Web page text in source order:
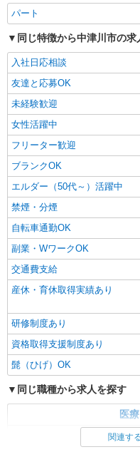
パート
同じ特徴から中津川市の求
入社日応相談
友達と応募OK
未経験歓迎
女性活躍中
フリーター歓迎
ブランクOK
エルダー（50代～）活躍中
禁煙・分煙
自転車通勤OK
副業・WワークOK
交通費支給
産休・育休取得実績あり
研修制度あり
資格取得支援制度あり
髭（ひげ）OK
同じ職種から求人を探す
医
関連す